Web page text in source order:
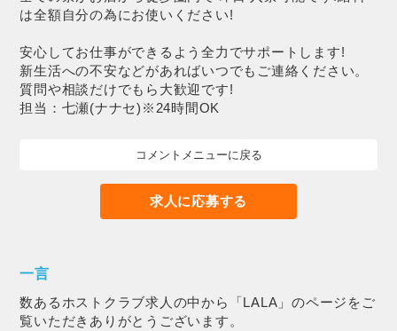
は全額自分の為にお使いください!
安心してお仕事ができるよう全力でサポートします!
新生活への不安などがあればいつでもご連絡ください。
質問や相談だけでもら大歓迎です!
担当：七瀬(ナナセ)※24時間OK
コメントメニューに戻る
求人に応募する
一言
数あるホストクラブ求人の中から「LALA」のページをご
覧いただきありがとうございます。